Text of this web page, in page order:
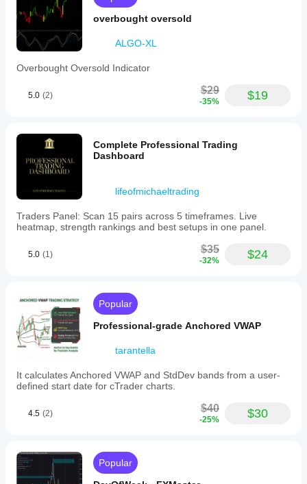
overbought oversold
ALGO-XL
Overbought Oversold Indicator
5.0 (2) $29
-35% $19
Complete Professional Trading
Dashboard
lifeofmichaeltrading
Traders Panel: Scan 15 pairs across 5 timeframes. Live
heatmap, strength rankings and best setups in one panel.
5.0 (1) $35
-32% $24
Popular
Professional-grade Anchored VWAP
tarantella
It calculates Anchored VWAP and StdDev bands from a user-
defined start date for cTrader charts.
4.5 (2) $40
-25% $30
Popular